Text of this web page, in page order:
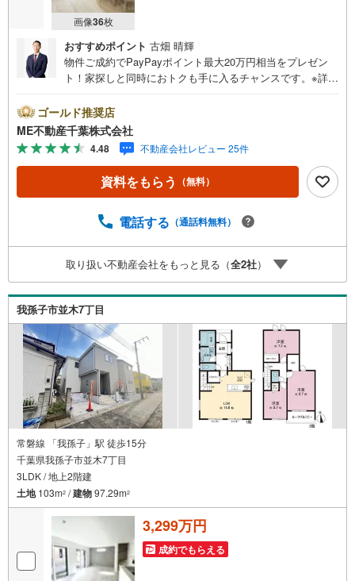
画像36枚
おすすめポイント 古畑 晴輝
物件ご成約でPayPayポイント最大20万円相当をプレゼン
ト！家探しと同時におトクも手に入るチャンスです。※詳し
送迎無料！頭金なし・銀行比較＆相談可！ テレビで紹介さ
れた『やどかリッチ』使えます！豊かに過ごすには『イン
テリア』家具や家電と『エクステリア』カーポートや楽し
める庭、この充実度で変わってきます。これらを一括で購
入でき、その代金を住宅ローンに組み込むことが可能なサ
ービス、それがやどかリッチです。 頭金0円でもOK！（諸
の？疾病ってなに？ローン組めるかな？」わからないこと
ーンの組み方、知らないと損する税金のこと等トータルで
サポート致します！
ゴールド推奨店
ME不動産千葉株式会社
4.48 不動産会社レビュー 25件
資料をもらう （無料）
電話する （通話料無料）
取り扱い不動産会社をもっと見る（全2社）
我孫子市並木7丁目
常磐線 「我孫子」駅 徒歩15分
千葉県我孫子市並木7丁目
3LDK / 地上2階建
土地103m2 /建物97.29m2
3,299万円
成約でもらえる